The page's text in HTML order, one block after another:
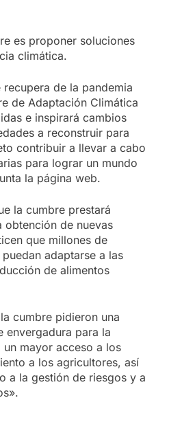
es proponer soluciones
climática.
de la pandemia
de Adaptación Climática
e inspirará cambios
a reconstruir para
contribuir a llevar a cabo
para lograr un mundo
la página web.
la cumbre prestará
obtención de nuevas
que millones de
adaptarse a las
de alimentos
cumbre pidieron una
envergadura para la
mayor acceso a los
a los agricultores, así
a la gestión de riesgos y a